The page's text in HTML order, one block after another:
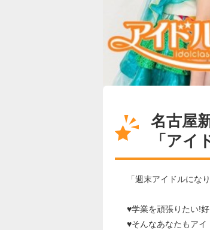
名古屋
「ア
「週末アイドルにな
♥学業を頑張りたい!
♥そんなあなたもア